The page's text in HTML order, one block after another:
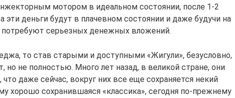
мотором в идеальном состоянии, после 1-2
эти деньги будут в плачевном состоянии и даже будучи на
серьезных денежных вложений.
то став старыми и доступными «Жигули», безусловно,
но не полностью. Много лет назад, в великой стране, они
даже сейчас, вокруг них все еще сохраняется некий
хорошо сохранившаяся «классика», сегодня по-прежнему